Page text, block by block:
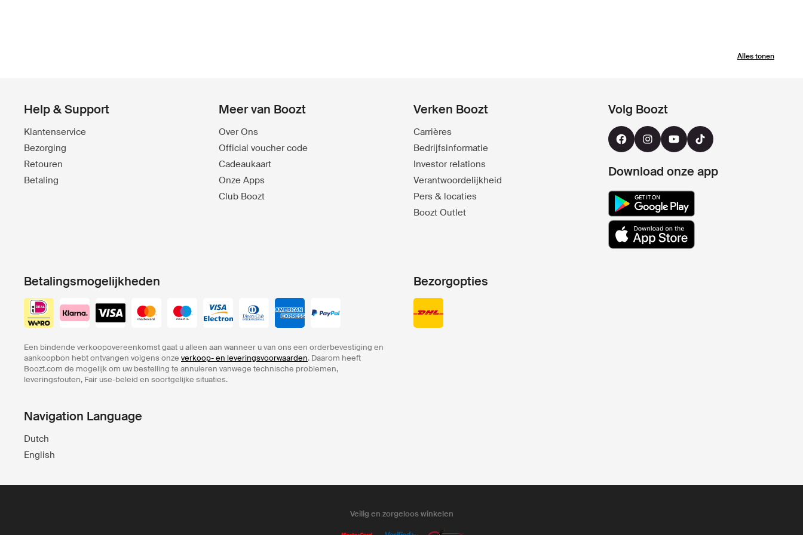
Alles tonen
Help & Support
Klantenservice
Bezorging
Retouren
Betaling
Meer van Boozt
Over Ons
Official voucher code
Cadeaukaart
Onze Apps
Club Boozt
Verken Boozt
Carrières
Bedrijfsinformatie
Investor relations
Verantwoordelijkheid
Pers & locaties
Boozt Outlet
Volg Boozt
Download onze app
Betalingsmogelijkheden
Een bindende verkoopovereenkomst gaat u alleen aan wanneer u van ons een orderbevestiging en
aankoopbon hebt ontvangen volgens onze verkoop- en leveringsvoorwaarden. Daarom heeft
Boozt.com de mogelijk om uw bestelling te annuleren vanwege technische problemen,
leveringsfouten, Fair use-beleid en soortgelijke situaties.
Bezorgopties
Navigation Language
Dutch
English
Veilig en zorgeloos winkelen